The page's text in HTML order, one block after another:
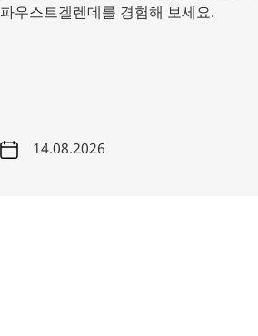
파우스트겔렌데를 경험해 보세요.
14.08.2026